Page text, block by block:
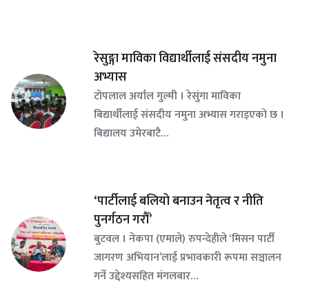
रेसुङ्गा माविका विद्यार्थीलाई संसदीय नमुना
अभ्यास
टोपलाल अर्याल गुल्मी । रेसुंगा माविका
बिद्यार्थीलाई संसदीय नमुना अभ्यास गराइएको छ ।
बिद्यालय उमेरबाटै…
‘पार्टीलाई बलियो बनाउन नेतृत्व र नीति
पुनर्गठन गरौँ’
बुटवल । नेकपा (एमाले) रुपन्देहीले ‘मिसन पार्टी
जागरण अभियान’लाई प्रभावकारी रूपमा सञ्चालन
गर्ने उद्देश्यसहित मंगलबार…